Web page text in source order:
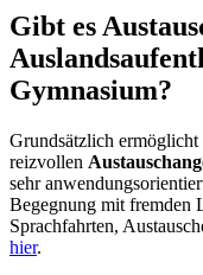
Gibt es
Gymnasium?
Grundsätzlich
reizvollen
sehr
Begegnung mit fremden
Sprachfahrten,
hier.